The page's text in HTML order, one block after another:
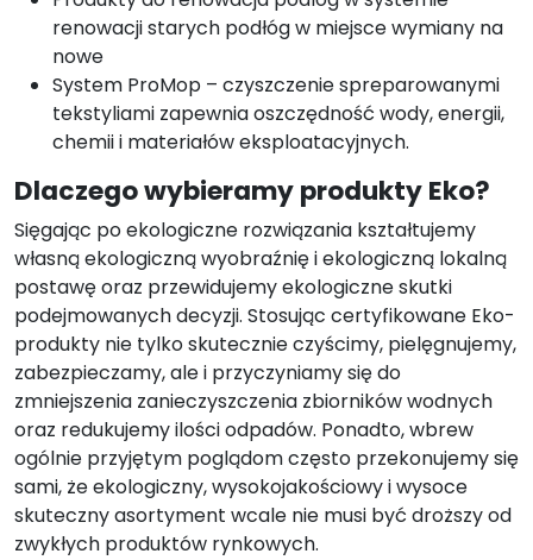
renowacji starych podłóg w miejsce wymiany na
nowe
System ProMop – czyszczenie spreparowanymi
tekstyliami zapewnia oszczędność wody, energii,
chemii i materiałów eksploatacyjnych.
Dlaczego wybieramy produkty Eko?
Sięgając po ekologiczne rozwiązania kształtujemy
własną ekologiczną wyobraźnię i ekologiczną lokalną
postawę oraz przewidujemy ekologiczne skutki
podejmowanych decyzji. Stosując certyfikowane Eko-
produkty nie tylko skutecznie czyścimy, pielęgnujemy,
zabezpieczamy, ale i przyczyniamy się do
zmniejszenia zanieczyszczenia zbiorników wodnych
oraz redukujemy ilości odpadów. Ponadto, wbrew
ogólnie przyjętym poglądom często przekonujemy się
sami, że ekologiczny, wysokojakościowy i wysoce
skuteczny asortyment wcale nie musi być droższy od
zwykłych produktów rynkowych.